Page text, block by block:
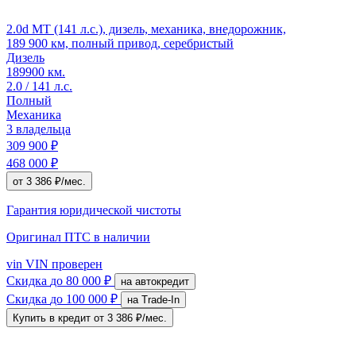
2.0d MT (141 л.с.), дизель, механика, внедорожник,
189 900 км, полный привод, серебристый
Дизель
189900 км.
2.0 / 141 л.с.
Полный
Механика
3 владельца
309 900 ₽
468 000 ₽
от 3 386 ₽/мес.
Гарантия юридической чистоты
Оригинал ПТС в наличии
vin VIN проверен
Скидка до 80 000 ₽ на автокредит
Скидка до 100 000 ₽
на Trade-In
Купить в кредит от 3 386 ₽/мес.